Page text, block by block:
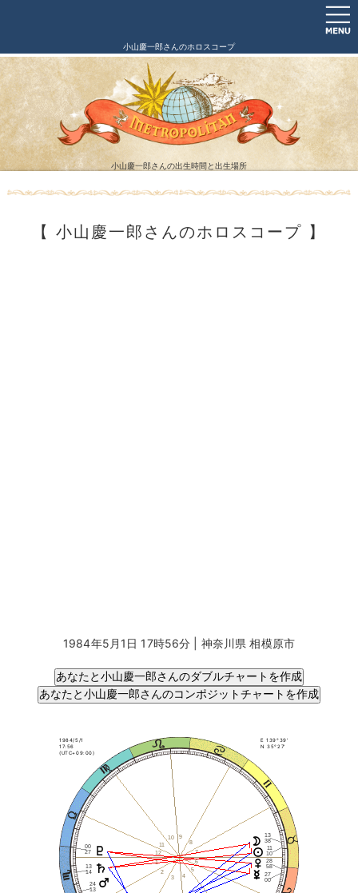
小山慶一郎さんのホロスコープ
小山慶一郎さんの出生時間と出生場所
【 小山慶一郎さんのホロスコープ 】
1984年5月1日 17時56分 | 神奈川県 相模原市
1984/5/1
17:56
(UTC+09:00)
E 139°39'
N 35°27'
1
2
3
4
5
6
7
8
9
10
11
12
11
10
13
38
27
00
28
58
24
13
13
14
00
27